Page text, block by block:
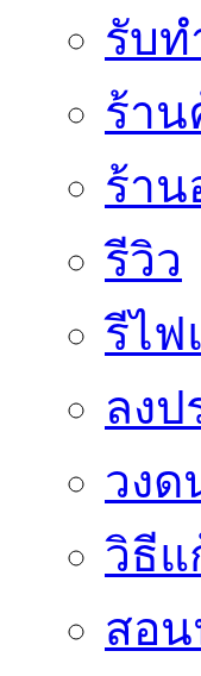
รับท
ร้าน
ร้าน
รีวิว
รีไ
ลง
วงด
วิธีแ
สอ